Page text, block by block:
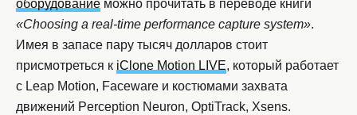
оборудование можно прочитать в переводе книги
«Choosing a real-time performance capture system».
Имея в запасе пару тысяч долларов стоит
присмотреться к iClone Motion LIVE, который работает
с Leap Motion, Faceware и костюмами захвата
движений Perception Neuron, OptiTrack, Xsens.